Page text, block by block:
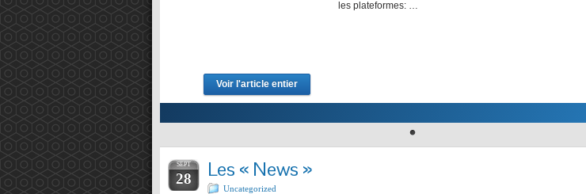
Voir l'article entier
SEPT
28 Les « News »
Uncategorized